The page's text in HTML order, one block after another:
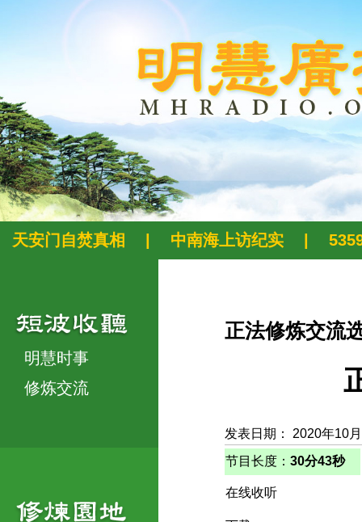
天安门自焚真相 中南海上访纪实
明慧时事
修炼交流
正法修炼交流
发表日期： 2020年10
节目长度： 30分43秒
在线收听